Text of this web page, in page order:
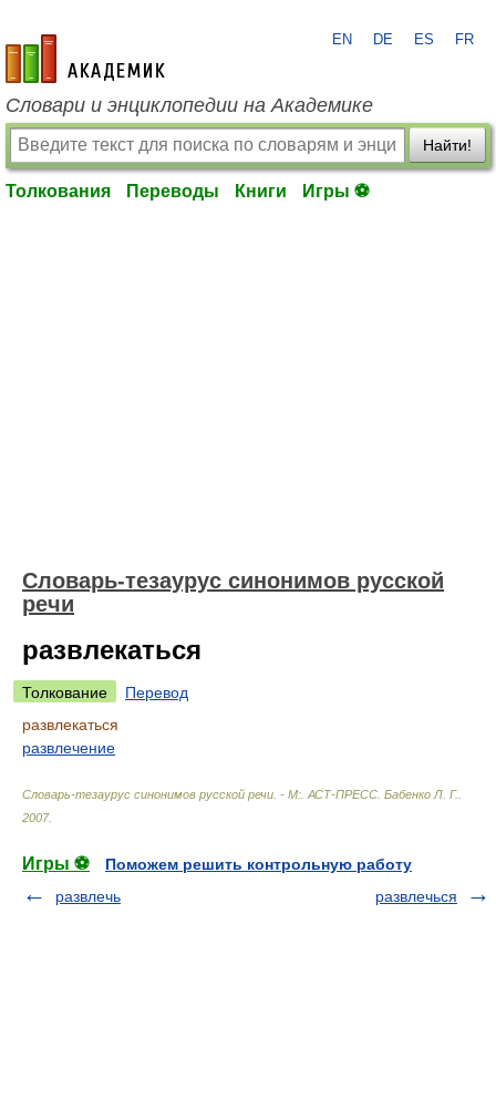
academic.ru
EN DE ES FR
Словари и энциклопедии на Академике
Найти!
Толкования Переводы Книги Игры ⚽
Словарь-тезаурус синонимов русской
речи
развлекаться
Толкование
Перевод
развлекаться
развлечение
Словарь-тезаурус синонимов русской речи. - М:. АСТ-ПРЕСС Бабенко Л. Г.
2007.
Игры ⚽
Поможем решить контрольную работу
развлечь
развлечься